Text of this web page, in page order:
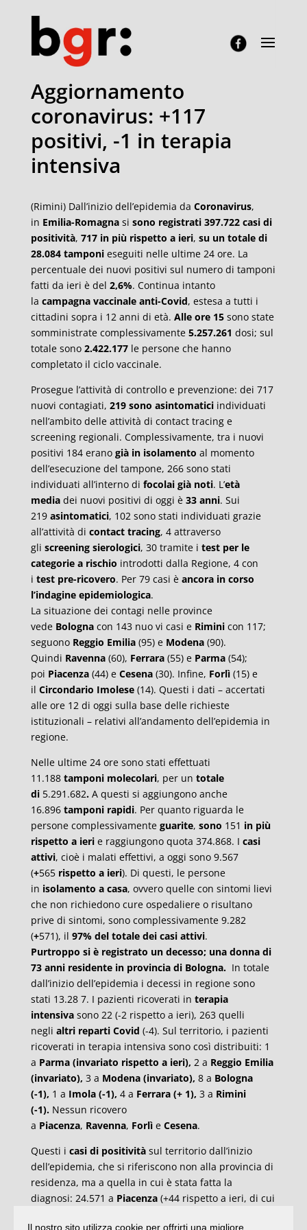
Aggiornamento
coronavirus: +117
positivi, -1 in terapia
intensiva
(Rimini) Dall’inizio dell’epidemia da Coronavirus,
in Emilia-Romagnasi sono registrati 397.722 casi di
positività, 717 in più rispetto a ieri, su un totale di
28.084 tamponieseguiti nelle ultime 24 ore. La
percentuale dei nuovi positivi sul numero di tamponi
fatti da ieri è del 2,6%. Continua intanto
la campagna vaccinale anti-Covid, estesa a tutti i
cittadini sopra i 12 anni di età. Alle ore 15 sono state
somministrate complessivamente5.257.261 dosi; sul
totale sono 2.422.177 le persone che hanno
completato il ciclo vaccinale.
Prosegue l’attività di controllo e prevenzione: dei 717
nuovi contagiati, 219 sono asintomaticiindividuati
nell’ambito delle attività di contact tracing e
screening regionali. Complessivamente, tra i nuovi
positivi 184 erano già in isolamento al momento
dell’esecuzione del tampone, 266 sono stati
individuati all’interno di focolai già noti. L’età
media dei nuovi positivi di oggi è 33 anni. Sui
219 asintomatici, 102 sono stati individuati grazie
all’attività di contact tracing, 4 attraverso
gli screening sierologici, 30 tramite i test per le
categorie a rischio introdotti dalla Regione, 4 con
i test pre-ricovero. Per 79 casi è ancora in corso
l’indagine epidemiologica.
La situazione dei contagi nelle province
vede Bolognacon 143 nuo vi casi e Riminicon 117;
seguono Reggio Emilia(95) e Modena(90).
Quindi Ravenna (60), Ferrara(55) e Parma(54);
poi Piacenza(44) e Cesena(30). Infine, Forlì (15) e
il Circondario Imolese(14). Questi i dati – accertati
alle ore 12 di oggi sulla base delle richieste
istituzionali – relativi all’andamento dell’epidemia in
regione.
Nelle ultime 24 ore sono stati effettuati
11.188 tamponi molecolari, per un totale
di 5.291.682. A questi si aggiungono anche
16.896 tamponi rapidi. Per quanto riguarda le
persone complessivamente guarite, sono 151 in più
rispetto a ierie raggiungono quota 374.868. I casi
attivi, cioè i malati effettivi, a oggi sono 9.567
(+565rispetto a ieri). Di questi, le persone
in isolamento a casa, ovvero quelle con sintomi lievi
che non richiedono cure ospedaliere o risultano
prive di sintomi, sono complessivamente 9.282
(+571), il 97% del totale dei casi attivi.
Purtroppo si è registrato un decesso; una donna di
73 anni residente in provincia di Bologna. In totale
dall’inizio dell’epidemia i decessi in regione sono
stati 13.28 7. I pazienti ricoverati in terapia
intensivasono 22 (-2 rispetto a ieri), 263 quelli
negli altri reparti Covid (-4). Sul territorio, i pazienti
ricoverati in terapia intensiva sono così distribuiti: 1
a Parma (invariato rispetto a ieri), 2 a Reggio Emilia
(invariato), 3 a Modena (invariato), 8 a Bologna
(-1), 1 a Imola (-1), 4 a Ferrara (+ 1), 3 a Rimini
(-1).Nessun ricovero
a Piacenza, Ravenna, Forlì eCesena.
Questi i casi di positivitàsul territorio dall’inizio
dell’epidemia, che si riferiscono non alla provincia di
residenza, ma a quella in cui è stata fatta la
diagnosi: 24.571 a Piacenza(+44 rispetto a ieri, di cui
Il nostro sito utilizza cookie per offrirti una migliore